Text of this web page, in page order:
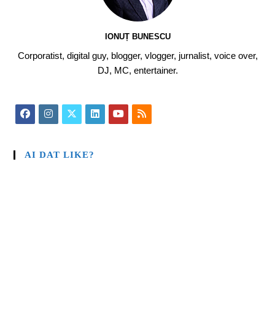
IONUȚ BUNESCU
Corporatist, digital guy, blogger, vlogger, jurnalist, voice over,
DJ, MC, entertainer.
AI DAT LIKE?